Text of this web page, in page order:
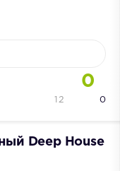
0
0
12
Deep House